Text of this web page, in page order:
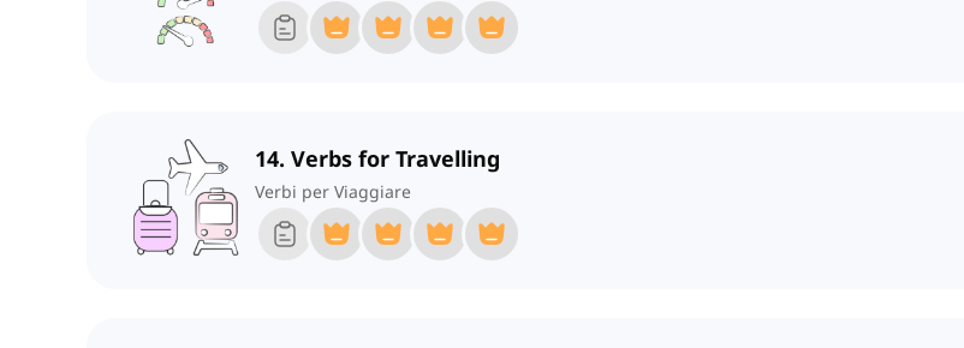
14. Verbs for Travelling
Verbi per Viaggiare